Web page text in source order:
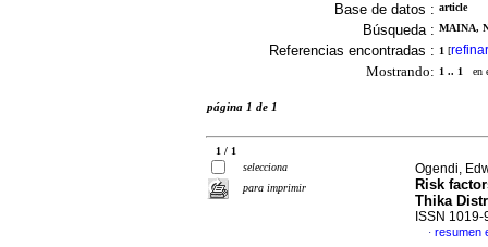
Base de datos : article
Búsqueda : MAINA,
Referencias encontradas : 1 [refinar
Mostrando: 1 .. 1 en
página 1 de 1
1 / 1
selecciona
para imprimir
Ogendi,
Risk
Thika
ISSN 1019-
· resumen